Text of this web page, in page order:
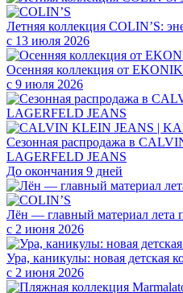
Летняя коллекция COLIN’S:
с 13 июля 2026
Осенняя коллекция от
с 9 июля 2026
Сезонная распродажа в
LAGERFELD JEANS
До окончания 9 дней
Лён — главный материал лета
с 2 июня 2026
Ура, каникулы: новая детская
с 2 июня 2026